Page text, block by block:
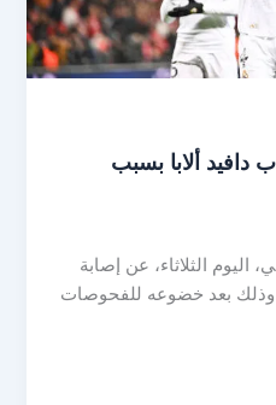
دافيد ألابا بسبب
اليوم الثلاثاء، عن إصابة
وذلك بعد خضوعه للفحوصات